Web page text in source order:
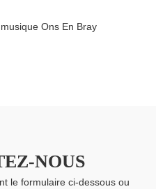
Ons En Bray
NOUS
le formulaire ci-dessous ou